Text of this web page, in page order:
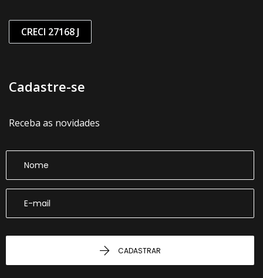
CRECI 27168 J
Cadastre-se
Receba as novidades
CADASTRAR